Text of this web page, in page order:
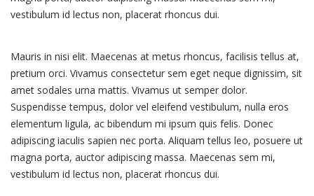
vestibulum id lectus non, placerat rhoncus dui.
Mauris in nisi elit. Maecenas at metus rhoncus, facilisis tellus at,
pretium orci. Vivamus consectetur sem eget neque dignissim, sit
amet sodales urna mattis. Vivamus ut semper dolor.
Suspendisse tempus, dolor vel eleifend vestibulum, nulla eros
elementum ligula, ac bibendum mi ipsum quis felis. Donec
adipiscing iaculis sapien nec porta. Aliquam tellus leo, posuere ut
magna porta, auctor adipiscing massa. Maecenas sem mi,
vestibulum id lectus non, placerat rhoncus dui.